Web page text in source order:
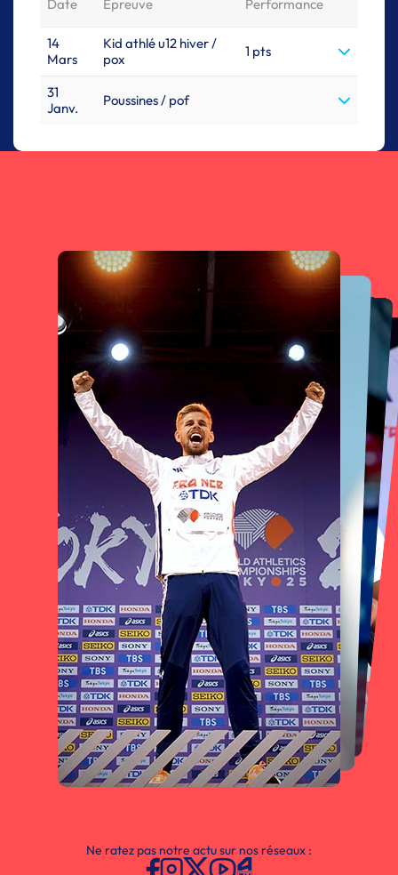
Date Epreuve Performance
14
Mars
Kid athlé u12 hiver /
pox
1 pts
31
Janv.
Poussines / pof
Ne ratez pas notre actu sur nos réseaux :